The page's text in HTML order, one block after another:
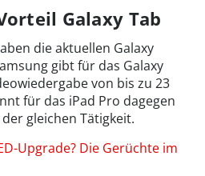
Galaxy Tab
die aktuellen Galaxy
gibt für das Galaxy
von bis zu 23
für das iPad Pro dagegen
gleichen Tätigkeit.
Upgrade? Die Gerüchte im